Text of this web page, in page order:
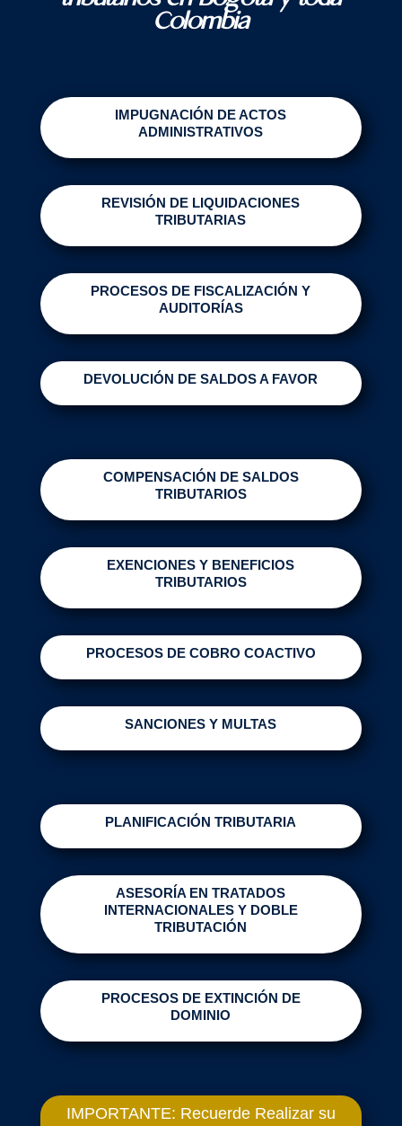
Colombia
IMPUGNACIÓN DE ACTOS
ADMINISTRATIVOS
REVISIÓN DE LIQUIDACIONES
TRIBUTARIAS
PROCESOS DE FISCALIZACIÓN Y
AUDITORÍAS
DEVOLUCIÓN DE SALDOS A FAVOR
COMPENSACIÓN DE SALDOS
TRIBUTARIOS
EXENCIONES Y BENEFICIOS
TRIBUTARIOS
PROCESOS DE COBRO COACTIVO
SANCIONES Y MULTAS
PLANIFICACIÓN TRIBUTARIA
ASESORÍA EN TRATADOS
INTERNACIONALES Y DOBLE
TRIBUTACIÓN
PROCESOS DE EXTINCIÓN DE
DOMINIO
IMPORTANTE: Recuerde Realizar su